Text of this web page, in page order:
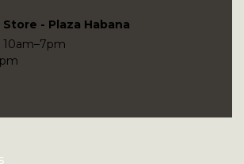
- Plaza Habana
10am–7pm